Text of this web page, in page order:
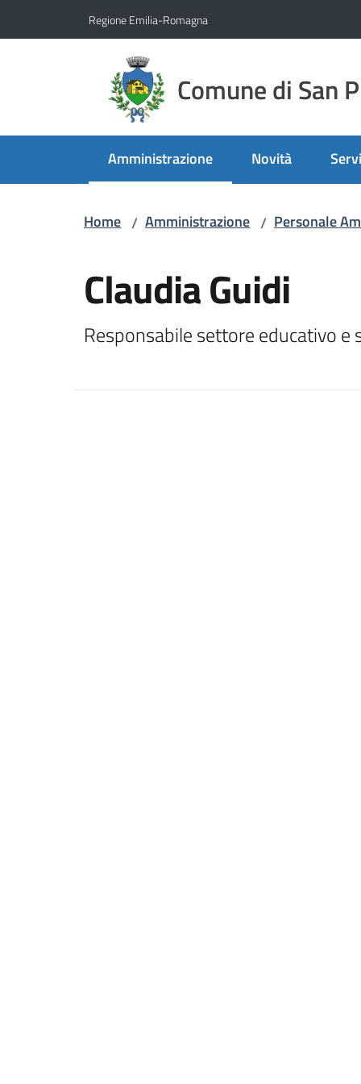
Regione Emilia-Romagna
Comune di San
Amministrazione
Menu selezionato Novità
Home / Amministrazione / Personale
Claudia Guidi
Responsabile settore educativo e